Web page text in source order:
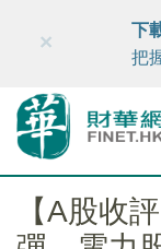
財華智庫網
×
下
把
【A股收